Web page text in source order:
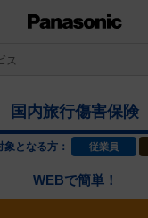
ス
国内旅行傷害保険
象となる方： 従業員
WEBで簡単！